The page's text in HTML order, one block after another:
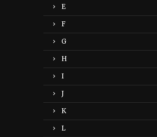
E
F
G
H
I
J
K
L